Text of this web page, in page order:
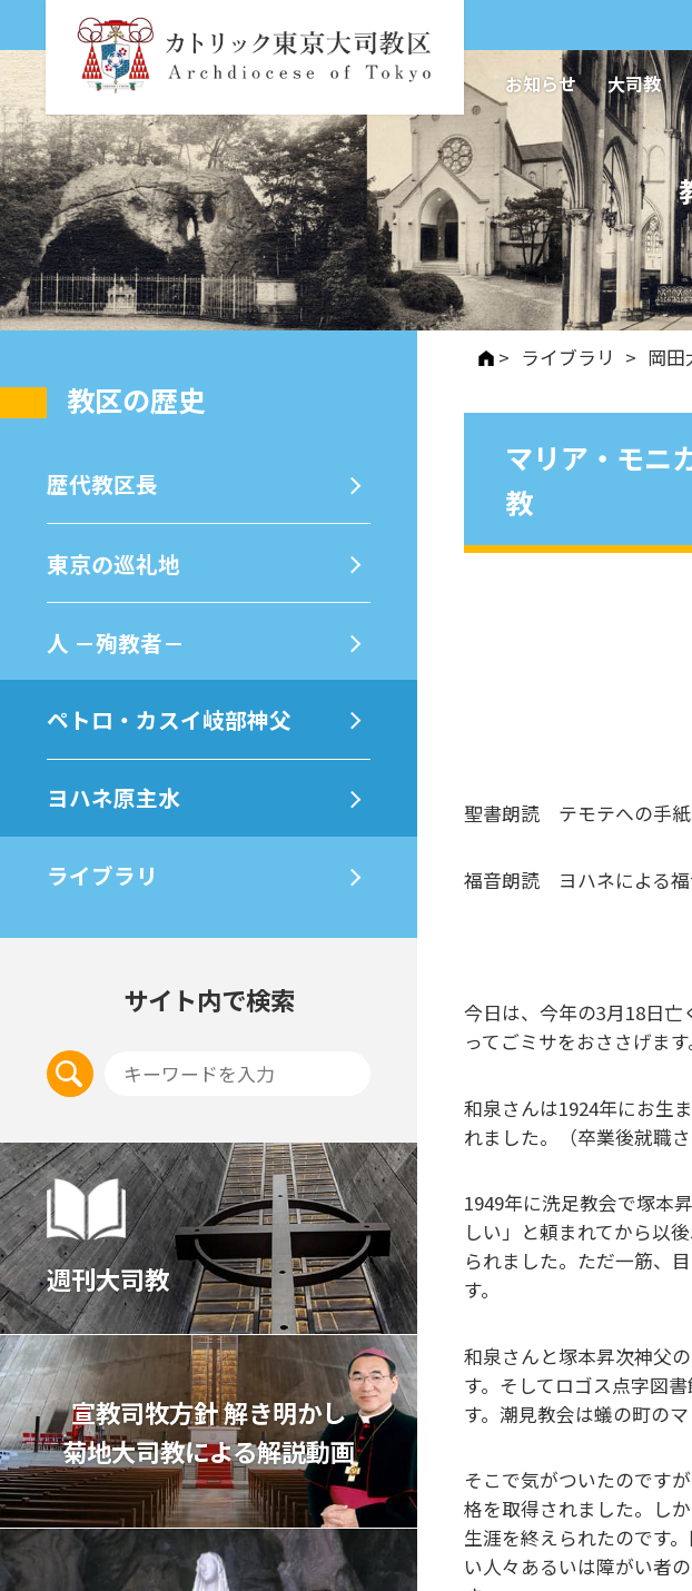
お知らせ 大司教
> ライブラリ > 岡田
マリア・モニ
教
聖書朗読 テモテへの手紙
福音朗読 ヨハネによる福
今日は、今年の3月18日
ってごミサをおささげます
和泉さんは1924年にお生
れました。（卒業後就職
1949年に洗足教会で塚本
しい」と頼まれてから以
られました。ただ一筋、
す。
和泉さんと塚本昇次神父
す。そしてロゴス点字図
す。潮見教会は蟻の町の
そこで気がついたのです
格を取得されました。し
生涯を終えられたのです
い人々あるいは障がい者
教区の歴史
歴代教区⻑
東京の巡礼地
⼈ －殉教者－
ペトロ・カスイ岐部神父
ヨハネ原主水
ライブラリ
サイト内で検索
週刊大司教
宣教司牧⽅針 解き明かし
菊地⼤司教による解説動画